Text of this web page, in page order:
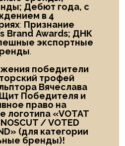
Дебют года, с
в 4
: Признание
Brand Awards; ДНК
экспортные
.
победители
трофей
Вячеслава
Победителя и
право на
логотипа «VOTAT
/VOTED
» (для категории
бренды)!